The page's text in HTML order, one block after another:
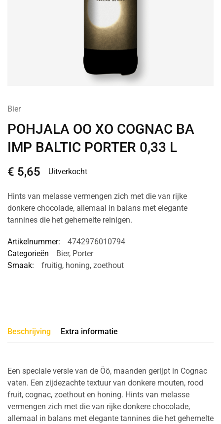
Bier
POHJALA OO XO COGNAC BA
IMP BALTIC PORTER 0,33 L
€ 5,65 Uitverkocht
Hints van melasse vermengen zich met die van rijke
donkere chocolade, allemaal in balans met elegante
tannines die het gehemelte reinigen.
Artikelnummer:
4742976010794
Categorieën
Bier, Porter
Smaak:
fruitig, honing, zoethout
Beschrijving Extra informatie
Een speciale versie van de Öö, maanden gerijpt in Cognac
vaten. Een zijdezachte textuur van donkere mouten, rood
fruit, cognac, zoethout en honing. Hints van melasse
vermengen zich met die van rijke donkere chocolade,
allemaal in balans met elegante tannines die het gehemelte